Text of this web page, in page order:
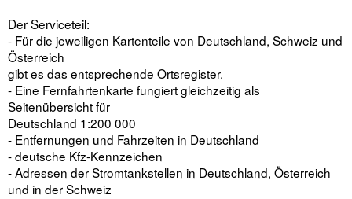
Der Serviceteil:
- Für die jeweiligen Kartenteile von Deutschland, Schweiz und
Österreich
gibt es das entsprechende Ortsregister.
- Eine Fernfahrtenkarte fungiert gleichzeitig als
Seitenübersicht für
Deutschland 1:200 000
- Entfernungen und Fahrzeiten in Deutschland
- deutsche Kfz-Kennzeichen
- Adressen der Stromtankstellen in Deutschland, Österreich
und in der Schweiz